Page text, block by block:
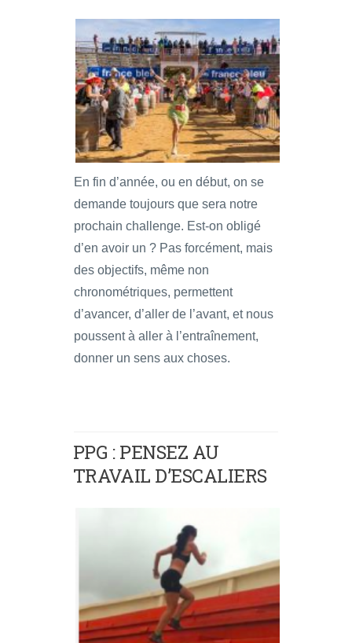
En fin d’année, ou en début, on se
demande toujours que sera notre
prochain challenge. Est-on obligé
d’en avoir un ? Pas forcément, mais
des objectifs, même non
chronométriques, permettent
d’avancer, d’aller de l’avant, et nous
poussent à aller à l’entraînement,
donner un sens aux choses.
PPG : PENSEZ AU
TRAVAIL D’ESCALIERS